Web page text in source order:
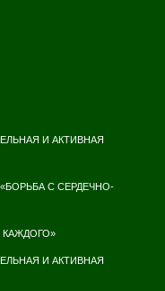
И АКТИВНАЯ
С СЕРДЕЧНО-
КАЖДОГО»
И АКТИВНАЯ